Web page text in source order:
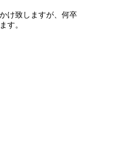
け致しますが、何卒
す。